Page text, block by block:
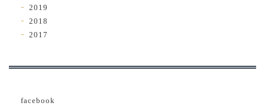
2019
2018
2017
facebook